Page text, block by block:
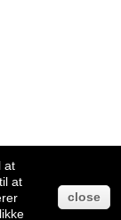
Them
at
at
close